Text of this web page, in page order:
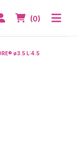
Acceder
Nº de
(0)
ø3.5 L:4.5